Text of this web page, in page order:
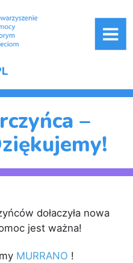
–
dołaczyła nowa
jest ważna!
MURRANO !